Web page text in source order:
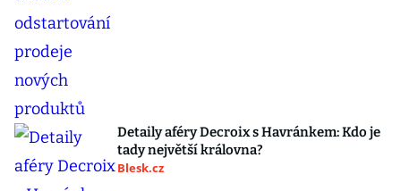
Detaily aféry Decroix s Havránkem: Kdo je
tady největší královna?
Blesk.cz